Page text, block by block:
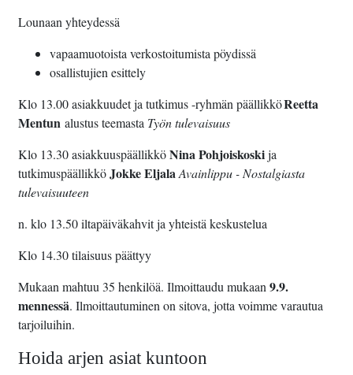
Lounaan yhteydessä
vapaamuotoista verkostoitumista pöydissä
osallistujien esittely
Klo 13.00 asiakkuudet ja tutkimus -ryhmän päällikköReetta
Mentun alustus teemasta Työn tulevaisuus
Klo 13.30 asiakkuuspäällikköNina Pohjoiskoskija
tutkimuspäällikköJokke EljalaAvainlippu - Nostalgiasta
tulevaisuuteen
n. klo 13.50 iltapäiväkahvit ja yhteistä keskustelua
Klo 14.30 tilaisuus päättyy
Mukaan mahtuu 35 henkilöä. Ilmoittaudu mukaan9.9.
mennessä. Ilmoittautuminen on sitova, jotta voimme varautua
tarjoiluihin.
Hoida arjen asiat kuntoon